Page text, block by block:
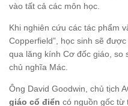
vào tất cả các môn học.
Khi nghiên cứu các tác phẩm
Copperfield”, học sinh sẽ
qua lăng kính Cơ đốc giáo,
chủ nghĩa Mác.
Ông David Goodwin, chủ tịch
giáo cổ điển có nguồn gốc từ